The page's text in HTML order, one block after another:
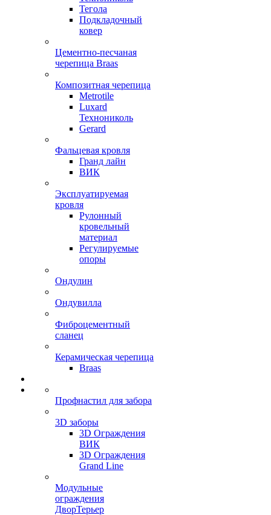
Тегола
Подкладочный
ковер
Цементно-песчаная
черепица Braas
Композитная черепица
Metrotile
Luxard
Технониколь
Gerard
Фальцевая кровля
Гранд лайн
ВИК
Эксплуатируемая
кровля
Рулонный
кровельный
материал
Регулируемые
опоры
Ондулин
Ондувилла
Фиброцементный
сланец
Керамическая черепица
Braas
Профнастил для забора
3D заборы
3D Ограждения
ВИК
3D Ограждения
Grand Line
Модульные
ограждения
ДворТерьер